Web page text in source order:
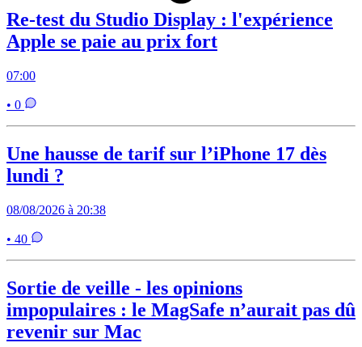
Re-test du Studio Display : l'expérience
Apple se paie au prix fort
07:00
• 0
Une hausse de tarif sur l’iPhone 17 dès
lundi ?
08/08/2026 à 20:38
• 40
Sortie de veille - les opinions
impopulaires : le MagSafe n’aurait pas dû
revenir sur Mac